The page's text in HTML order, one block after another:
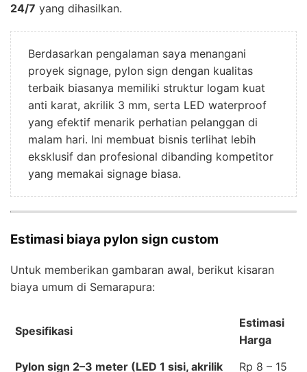
24/7 yang dihasilkan.
Berdasarkan pengalaman saya menangani
proyek signage, pylon sign dengan kualitas
terbaik biasanya memiliki struktur logam kuat
anti karat, akrilik 3 mm, serta LED waterproof
yang efektif menarik perhatian pelanggan di
malam hari. Ini membuat bisnis terlihat lebih
eksklusif dan profesional dibanding kompetitor
yang memakai signage biasa.
Estimasi biaya pylon sign custom
Untuk memberikan gambaran awal, berikut kisaran
biaya umum di Semarapura:
Spesifikasi
Estimasi
Harga
Pylon sign 2–3 meter (LED 1 sisi, akrilik
Rp 8 – 15